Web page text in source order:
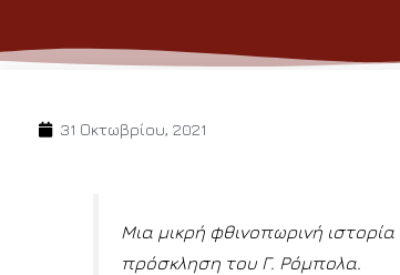
31 Οκτωβρίου, 2021
Μια μικρή φθινοπωρινή
πρόσκληση του Γ. Ρόμπολα.